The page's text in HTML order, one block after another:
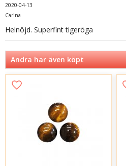
2020-04-13
Carina
Helnöjd. Superfint tigeröga
Andra har även köpt